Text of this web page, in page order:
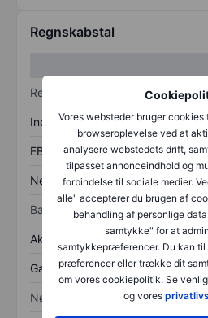
Vores websteder bruger
browseroplevelse ved at
analysere webstedets drift,
tilpasset annonceindhold og
forbindelse til sociale medier.
alle" accepterer du brugen af
behandling af personlige
samtykke" for at
samtykkepræferencer. Du kan
præferencer eller trække dit
om vores cookiepolitik. Se
og vores
Regnskabstal
Resultatopgørelse
Indtægter
EBITDA
Nettoresultat
Balance
Aktiver i alt
Gæld
Nøgletal